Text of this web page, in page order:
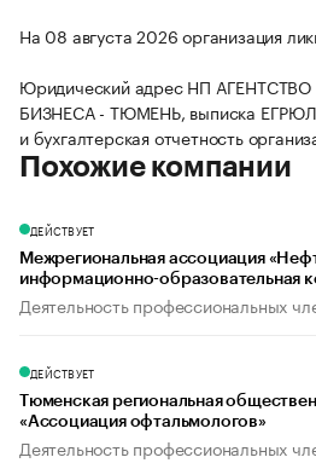
На 08 августа 2026 организация
Юридический адрес НП
БИЗНЕСА - ТЮМЕНЬ, выписка
и бухгалтерская отчетность
Похожие компании
ДЕЙСТВУЕТ
Межрегиональная ассоциация
информационно-образовательная
Деятельность профессиональных
ДЕЙСТВУЕТ
Тюменская региональная
«Ассоциация офтальмологов»
Деятельность профессиональных